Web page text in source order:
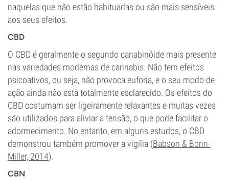
naquelas que não estão habituadas ou são mais sensíveis
aos seus efeitos.
CBD
O CBD é geralmente o segundo canabinóide mais presente
nas variedades modernas de cannabis. Não tem efeitos
psicoativos, ou seja, não provoca euforia, e o seu modo de
ação ainda não está totalmente esclarecido. Os efeitos do
CBD costumam ser ligeiramente relaxantes e muitas vezes
são utilizados para aliviar a tensão, o que pode facilitar o
adormecimento. No entanto, em alguns estudos, o CBD
demonstrou também promover a vigília (Babson & Bonn-
Miller, 2014).
CBN